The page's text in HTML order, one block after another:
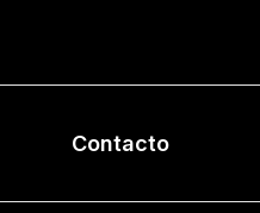
Contacto